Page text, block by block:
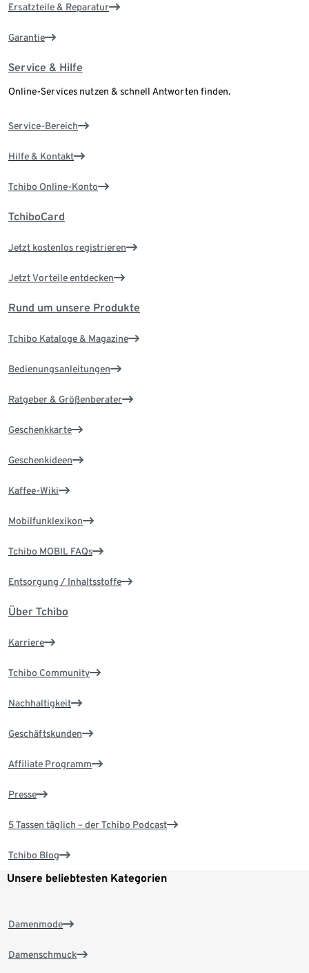
Ersatzteile & Reparatur
Garantie
Service & Hilfe
Online-Services nutzen & schnell Antworten finden.
Service-Bereich
Hilfe & Kontakt
Tchibo Online-Konto
TchiboCard
Jetzt kostenlos registrieren
Jetzt Vorteile entdecken
Rund um unsere Produkte
Tchibo Kataloge & Magazine
Bedienungsanleitungen
Ratgeber & Größenberater
Geschenkkarte
Geschenkideen
Kaffee-Wiki
Mobilfunklexikon
Tchibo MOBIL FAQs
Entsorgung / Inhaltsstoffe
Über Tchibo
Karriere
Tchibo Community
Nachhaltigkeit
Geschäftskunden
Affiliate Programm
Presse
5 Tassen täglich – der Tchibo Podcast
Tchibo Blog
Unsere beliebtesten Kategorien
Damenmode
Damenschmuck